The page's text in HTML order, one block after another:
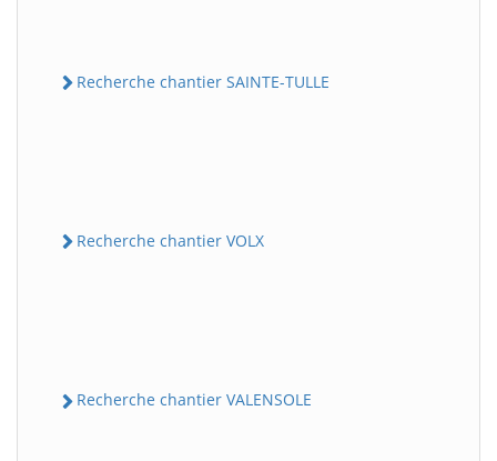
Recherche chantier SAINTE-TULLE
Recherche chantier VOLX
Recherche chantier VALENSOLE